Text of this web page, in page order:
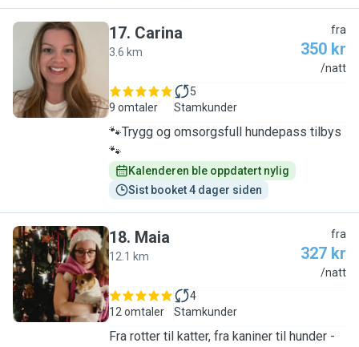
C
17. Carina
3.6 km
fra
350 kr
/natt
9 omtaler
5
Stamkunder
🐾Trygg og omsorgsfull hundepass tilbys
🐾
Kalenderen ble oppdatert nylig
Sist booket 4 dager siden
M
18. Maia
12.1 km
fra
327 kr
/natt
12 omtaler
4
Stamkunder
Fra rotter til katter, fra kaniner til hunder -